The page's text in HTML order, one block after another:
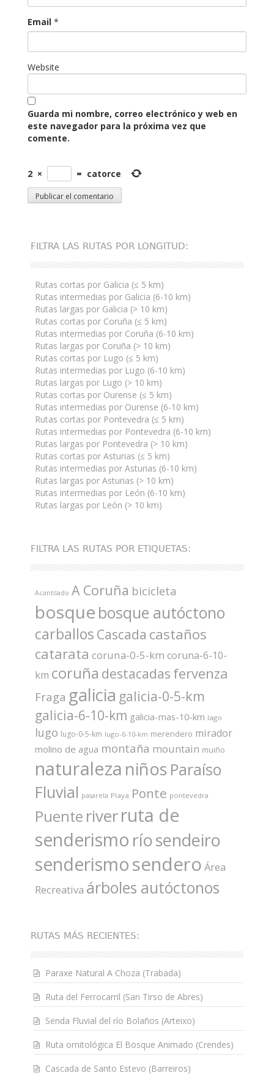
Email *
Website
Guarda mi nombre, correo electrónico y web en
este navegador para la próxima vez que
comente.
2 × = catorce
FILTRA LAS RUTAS POR LONGITUD:
Rutas cortas por Galicia (≤ 5 km)
Rutas intermedias por Galicia (6-10 km)
Rutas largas por Galicia (> 10 km)
Rutas cortas por Coruña (≤ 5 km)
Rutas intermedias por Coruña (6-10 km)
Rutas largas por Coruña (> 10 km)
Rutas cortas por Lugo (≤ 5 km)
Rutas intermedias por Lugo (6-10 km)
Rutas largas por Lugo (> 10 km)
Rutas cortas por Ourense (≤ 5 km)
Rutas intermedias por Ourense (6-10 km)
Rutas cortas por Pontevedra (≤ 5 km)
Rutas intermedias por Pontevedra (6-10 km)
Rutas largas por Pontevedra (> 10 km)
Rutas cortas por Asturias (≤ 5 km)
Rutas intermedias por Asturias (6-10 km)
Rutas largas por Asturias (> 10 km)
Rutas intermedias por León (6-10 km)
Rutas largas por León (> 10 km)
FILTRA LAS RUTAS POR ETIQUETAS:
Acantilado A Coruña bicicleta
bosque bosque autóctono
carballos Cascada castaños
catarata coruna-0-5-km coruna-6-10-
km coruña destacadas fervenza
Fraga galicia galicia-0-5-km
galicia-6-10-km galicia-mas-10-km lago
lugo lugo-0-5-km lugo-6-10-km merendero mirador
molino de agua montaña mountain muiño
naturaleza niños Paraíso
Fluvial pasarela Playa Ponte pontevedra
Puente riverruta de
senderismo ríosendeiro
senderismosendero Área
Recreativa árboles autóctonos
RUTAS MÁS RECIENTES:
Paraxe Natural A Choza (Trabada)
Ruta del Ferrocarril (San Tirso de Abres)
Senda Fluvial del río Bolaños (Arteixo)
Ruta ornitológica El Bosque Animado (Crendes)
Cascada de Santo Estevo (Barreiros)